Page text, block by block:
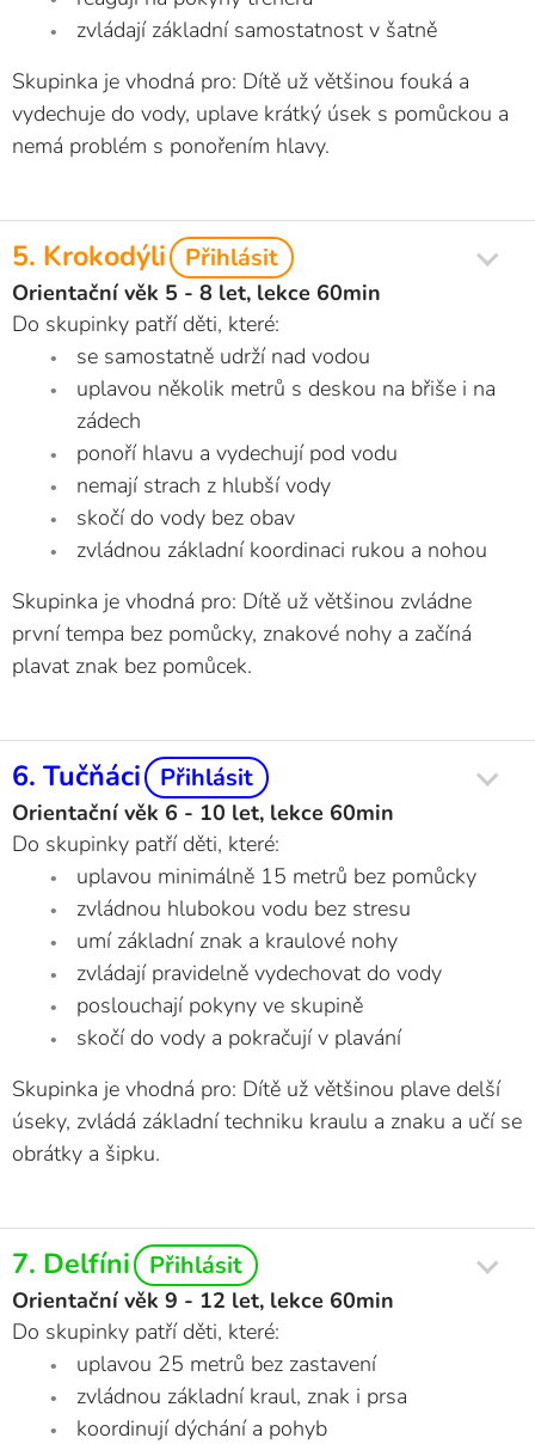
zvládají základní samostatnost v šatně
Skupinka je vhodná pro: Dítě už většinou fouká a
vydechuje do vody, uplave krátký úsek s pomůckou a
nemá problém s ponořením hlavy.
5. Krokodýli Přihlásit
Orientační věk 5 - 8 let, lekce 60min
Do skupinky patří děti, které:
se samostatně udrží nad vodou
uplavou několik metrů s deskou na břiše i na
zádech
ponoří hlavu a vydechují pod vodu
nemají strach z hlubší vody
skočí do vody bez obav
zvládnou základní koordinaci rukou a nohou
Skupinka je vhodná pro: Dítě už většinou zvládne
první tempa bez pomůcky, znakové nohy a začíná
plavat znak bez pomůcek.
6. Tučňáci Přihlásit
Orientační věk 6 - 10 let, lekce 60min
Do skupinky patří děti, které:
uplavou minimálně 15 metrů bez pomůcky
zvládnou hlubokou vodu bez stresu
umí základní znak a kraulové nohy
zvládají pravidelně vydechovat do vody
poslouchají pokyny ve skupině
skočí do vody a pokračují v plavání
Skupinka je vhodná pro: Dítě už většinou plave delší
úseky, zvládá základní techniku kraulu a znaku a učí se
obrátky a šipku.
7. Delfíni Přihlásit
Orientační věk 9 - 12 let, lekce 60min
Do skupinky patří děti, které:
uplavou 25 metrů bez zastavení
zvládnou základní kraul, znak i prsa
koordinují dýchání a pohyb